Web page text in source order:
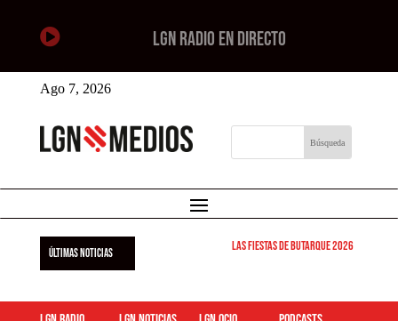
 LGN RADIO EN DIRECTO
Ago 7, 2026
ÚLTIMAS NOTICIAS Las Fiestas de Butarque 2026 arrancan